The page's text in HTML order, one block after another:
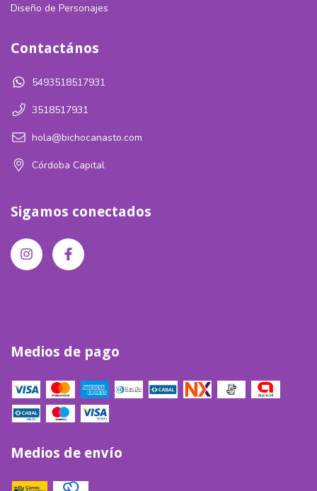
Diseño de Personajes
Contactános
5493518517931
3518517931
hola@bichocanasto.com
Córdoba Capital
Sigamos conectados
Medios de pago
Medios de envío